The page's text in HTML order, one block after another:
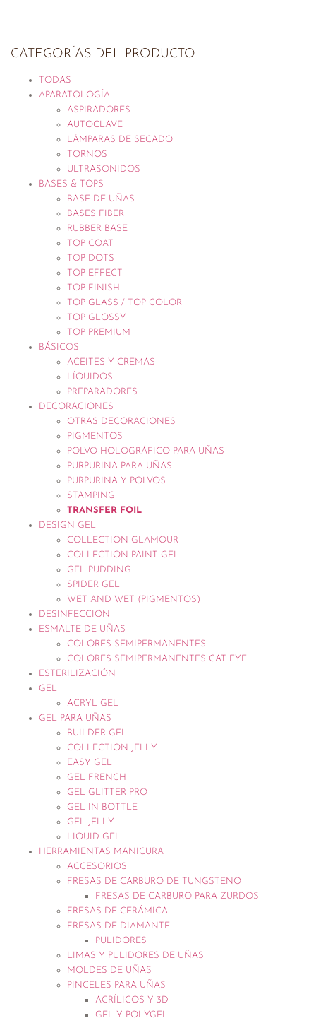
CATEGORÍAS DEL PRODUCTO
TODAS
APARATOLOGÍA
ASPIRADORES
AUTOCLAVE
LÁMPARAS DE SECADO
TORNOS
ULTRASONIDOS
BASES & TOPS
BASE DE UÑAS
BASES FIBER
RUBBER BASE
TOP COAT
TOP DOTS
TOP EFFECT
TOP FINISH
TOP GLASS / TOP COLOR
TOP GLOSSY
TOP PREMIUM
BÁSICOS
ACEITES Y CREMAS
LÍQUIDOS
PREPARADORES
DECORACIONES
OTRAS DECORACIONES
PIGMENTOS
POLVO HOLOGRÁFICO PARA UÑAS
PURPURINA PARA UÑAS
PURPURINA Y POLVOS
STAMPING
TRANSFER FOIL
DESIGN GEL
COLLECTION GLAMOUR
COLLECTION PAINT GEL
GEL PUDDING
SPIDER GEL
WET AND WET (PIGMENTOS)
DESINFECCIÓN
ESMALTE DE UÑAS
COLORES SEMIPERMANENTES
COLORES SEMIPERMANENTES CAT EYE
ESTERILIZACIÓN
GEL
ACRYL GEL
GEL PARA UÑAS
BUILDER GEL
COLLECTION JELLY
EASY GEL
GEL FRENCH
GEL GLITTER PRO
GEL IN BOTTLE
GEL JELLY
LIQUID GEL
HERRAMIENTAS MANICURA
ACCESORIOS
FRESAS DE CARBURO DE TUNGSTENO
FRESAS DE CARBURO PARA ZURDOS
FRESAS DE CERÁMICA
FRESAS DE DIAMANTE
PULIDORES
LIMAS Y PULIDORES DE UÑAS
MOLDES DE UÑAS
PINCELES PARA UÑAS
ACRÍLICOS Y 3D
GEL Y POLYGEL